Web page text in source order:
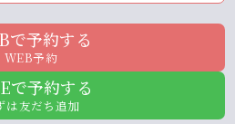
で予約する
WEB予約
で予約する
は友だち追加